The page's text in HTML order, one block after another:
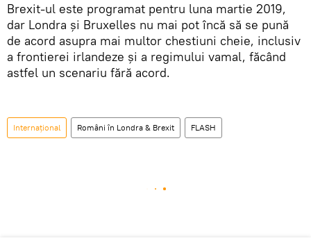
Brexit-ul este programat pentru luna martie 2019,
dar Londra și Bruxelles nu mai pot încă să se pună
de acord asupra mai multor chestiuni cheie, inclusiv
a frontierei irlandeze și a regimului vamal, făcând
astfel un scenariu fără acord.
Internaţional Români în Londra & Brexit FLASH